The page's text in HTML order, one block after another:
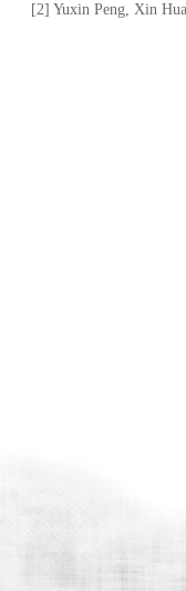
[2] Yuxin Peng, Xin